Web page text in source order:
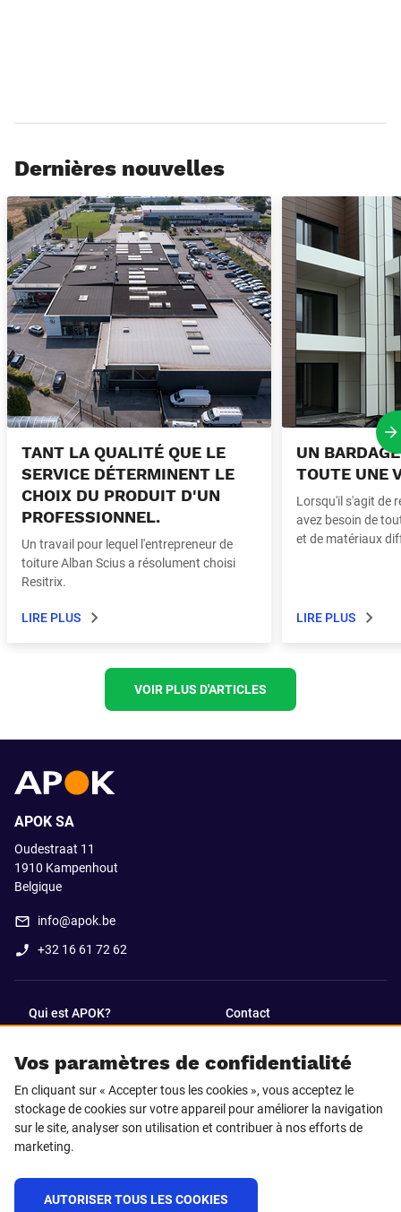
Dernières nouvelles
Tant la qualité que le service déterminent le choix du produit
TANT LA QUALITÉ QUE LE
SERVICE DÉTERMINENT LE
CHOIX DU PRODUIT D'UN
PROFESSIONNEL.
Un travail pour lequel l'entrepreneur de
toiture Alban Scius a résolument choisi
Resitrix.
LIRE PLUS
Un bardage qui
UN
TOUTE UNE
Lorsqu'il s'agit de
avez besoin de
et de matériaux
LIRE PLUS
VOIR PLUS D'ARTICLES
Vos paramètres de confidentialité
En cliquant sur « Accepter tous les cookies », vous acceptez le
stockage de cookies sur votre appareil pour améliorer la navigation
sur le site, analyser son utilisation et contribuer à nos efforts de
marketing.
AUTORISER TOUS LES COOKIES
APOK SA
Oudestraat 11
1910 Kampenhout
Belgique
info@apok.be
+32 16 61 72 62
Qui est APOK? Contact
SUIVEZ-NOUS SUR
Facebook LinkedIn